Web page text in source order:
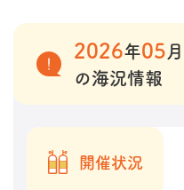
2026年05 月
の海況情報
開催状況